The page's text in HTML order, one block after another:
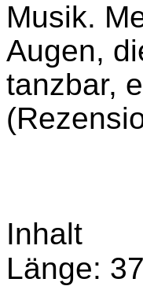
Musik.
Augen,
tanzbar,
Inhalt
Länge: